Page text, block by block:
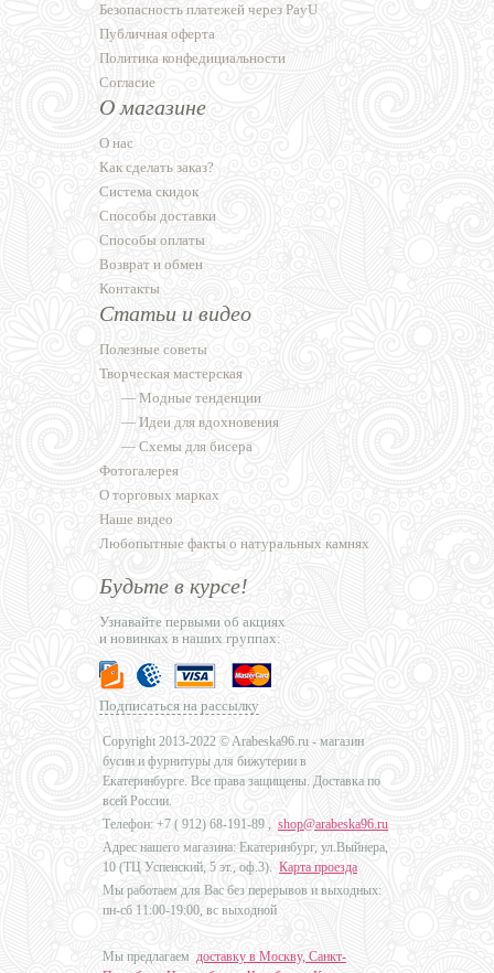
Безопасность платежей через PayU
Публичная оферта
Политика конфедициальности
Согласие
О магазине
О нас
Как сделать заказ?
Система скидок
Способы доставки
Способы оплаты
Возврат и обмен
Контакты
Статьи и видео
Полезные советы
Творческая мастерская
— Модные тенденции
— Идеи для вдохновения
— Схемы для бисера
Фотогалерея
О торговых марках
Наше видео
Любопытные факты о натуральных камнях
Будьте в курсе!
Узнавайте первыми об акциях
и новинках в наших группах:
Подписаться на рассылку
Copyright 2013-2022 © Arabeska96.ru - магазин
бусин и фурнитуры для бижутерии в
Екатеринбурге. Все права защищены. Доставка по
всей России.
Телефон: +7 ( 912) 68-191-89 , shop@arabeska96.ru
Адрес нашего магазина: Екатеринбург, ул.Выйнера,
10 (ТЦ Успенский, 5 эт., оф.3). Карта проезда
Мы работаем для Вас без перерывов и выходных:
пн-сб 11:00-19:00, вс выходной
Мы предлагаем доставку в Москву, Санкт-